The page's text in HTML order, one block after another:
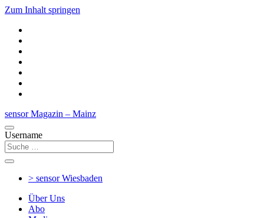
Zum Inhalt springen
sensor Magazin – Mainz
Username
> sensorWiesbaden
Über Uns
Abo